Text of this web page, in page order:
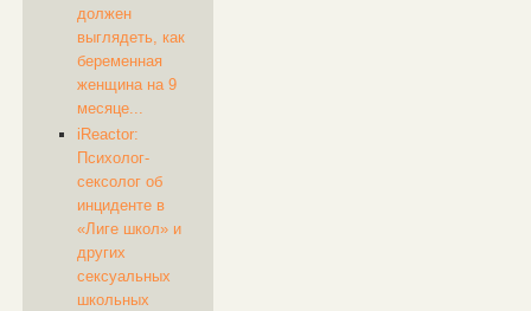
должен
выглядеть, как
беременная
женщина на 9
месяце...
iReactor:
Психолог-
сексолог об
инциденте в
«Лиге школ» и
других
сексуальных
школьных